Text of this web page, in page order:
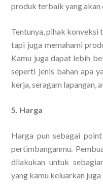
produk terbaik yang akan
Tentunya, pihak konveksi
tapi juga memahami
Kamu juga dapat lebih
seperti jenis bahan apa
kerja, seragam lapangan,
5. Harga
Harga pun sebagai
pertimbanganmu.
dilakukan untuk
yang kamu keluarkan